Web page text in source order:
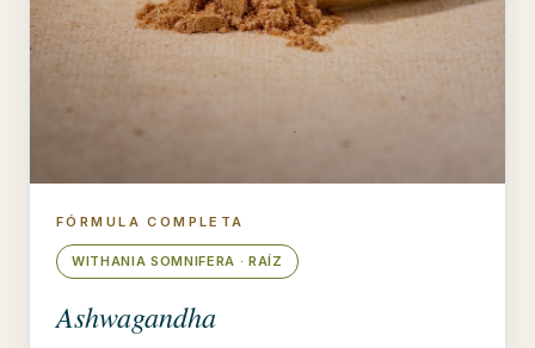
FÓRMULA COMPLETA
WITHANIA SOMNIFERA · RAÍZ
Ashwagandha